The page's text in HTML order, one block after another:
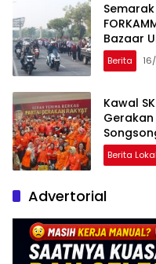
Bazaar
Berita
Kawal
Gerakan
Berita Lokal
Advertorial